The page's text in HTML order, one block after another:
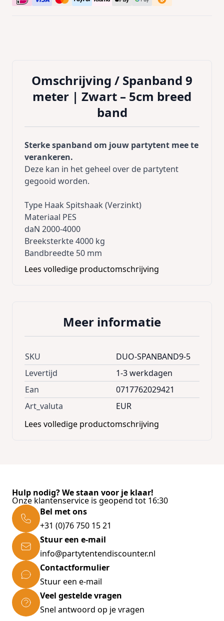
Omschrijving / Spanband 9
meter | Zwart – 5cm breed
band
Sterke spanband om jouw partytent mee te
verankeren.
Deze kan in het geheel over de partytent
gegooid worden.
Type Haak Spitshaak (Verzinkt)
Materiaal PES
daN 2000-4000
Breeksterkte 4000 kg
Bandbreedte 50 mm
Lengte 9 m
Lees volledige productomschrijving
Meer informatie
SKU
DUO-SPANBAND9-5
Levertijd
1-3 werkdagen
Ean
0717762029421
Art_valuta
EUR
Lees volledige productomschrijving
Hulp nodig? We staan voor je klaar!
Onze klantenservice is geopend tot 16:30
Bel met ons
+31 (0)76 750 15 21
Stuur een e-mail
info@partytentendiscounter.nl
Contactformulier
Stuur een e-mail
Veel gestelde vragen
Snel antwoord op je vragen